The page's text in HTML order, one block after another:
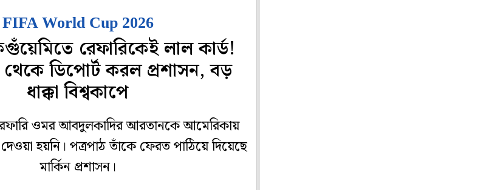
FIFA World Cup 2026
রেফারিকেই লাল কার্ড!
থেকে ডিপোর্ট করল প্রশাসন, বড়
ধাক্কা বিশ্বকাপে
ওমর আবদুলকাদির আরতানকে আমেরিকায়
হয়নি। পত্রপাঠ তাঁকে ফেরত পাঠিয়ে দিয়েছে
মার্কিন প্রশাসন।